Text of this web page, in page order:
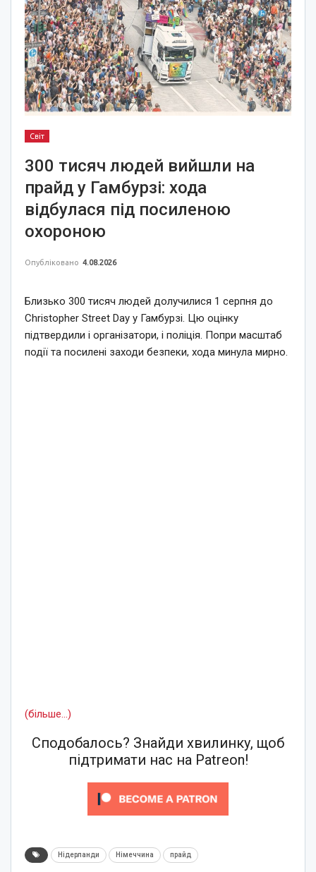
Світ
300 тисяч людей вийшли на
прайд у Гамбурзі: хода
відбулася під посиленою
охороною
Опубліковано 4.08.2026
Близько 300 тисяч людей долучилися 1 серпня до
Christopher Street Day у Гамбурзі. Цю оцінку
підтвердили і організатори, і поліція. Попри масштаб
події та посилені заходи безпеки, хода минула мирно.
(більше…)
Сподобалось? Знайди хвилинку, щоб
підтримати нас на Patreon!
Нідерланди Німеччина прайд